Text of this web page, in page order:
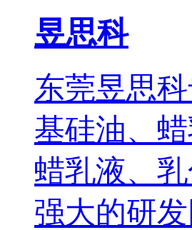
昱思科
东莞昱思
基硅油、
蜡乳液、
强大的研